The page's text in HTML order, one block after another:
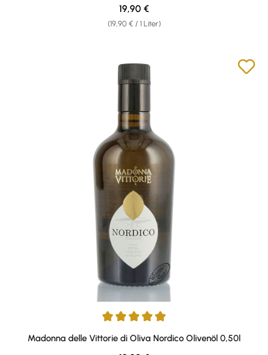
(19,90 € / 1 Liter)
Regulärer Preis:
19,90 €
Durchschnittliche Bewertung von 4.93 von 5 Sternen
Madonna delle Vittorie di Oliva Nordico Olivenöl 0,50l